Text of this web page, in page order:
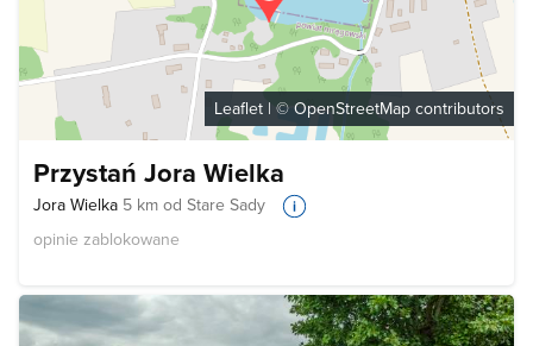
Leaflet | © OpenStreetMap contributors
Przystań Jora Wielka
Jora Wielka 5 km od Stare Sady
opinie zablokowane